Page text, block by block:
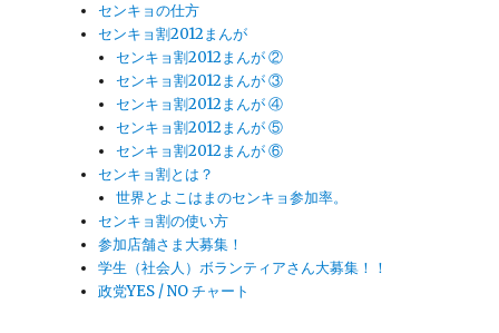
センキョの仕方
センキョ割2012まんが
センキョ割2012まんが ②
センキョ割2012まんが ③
センキョ割2012まんが ④
センキョ割2012まんが ⑤
センキョ割2012まんが ⑥
センキョ割とは？
世界とよこはまのセンキョ参加率。
センキョ割の使い方
参加店舗さま大募集！
学生（社会人）ボランティアさん大募集！！
政党YES / NO チャート